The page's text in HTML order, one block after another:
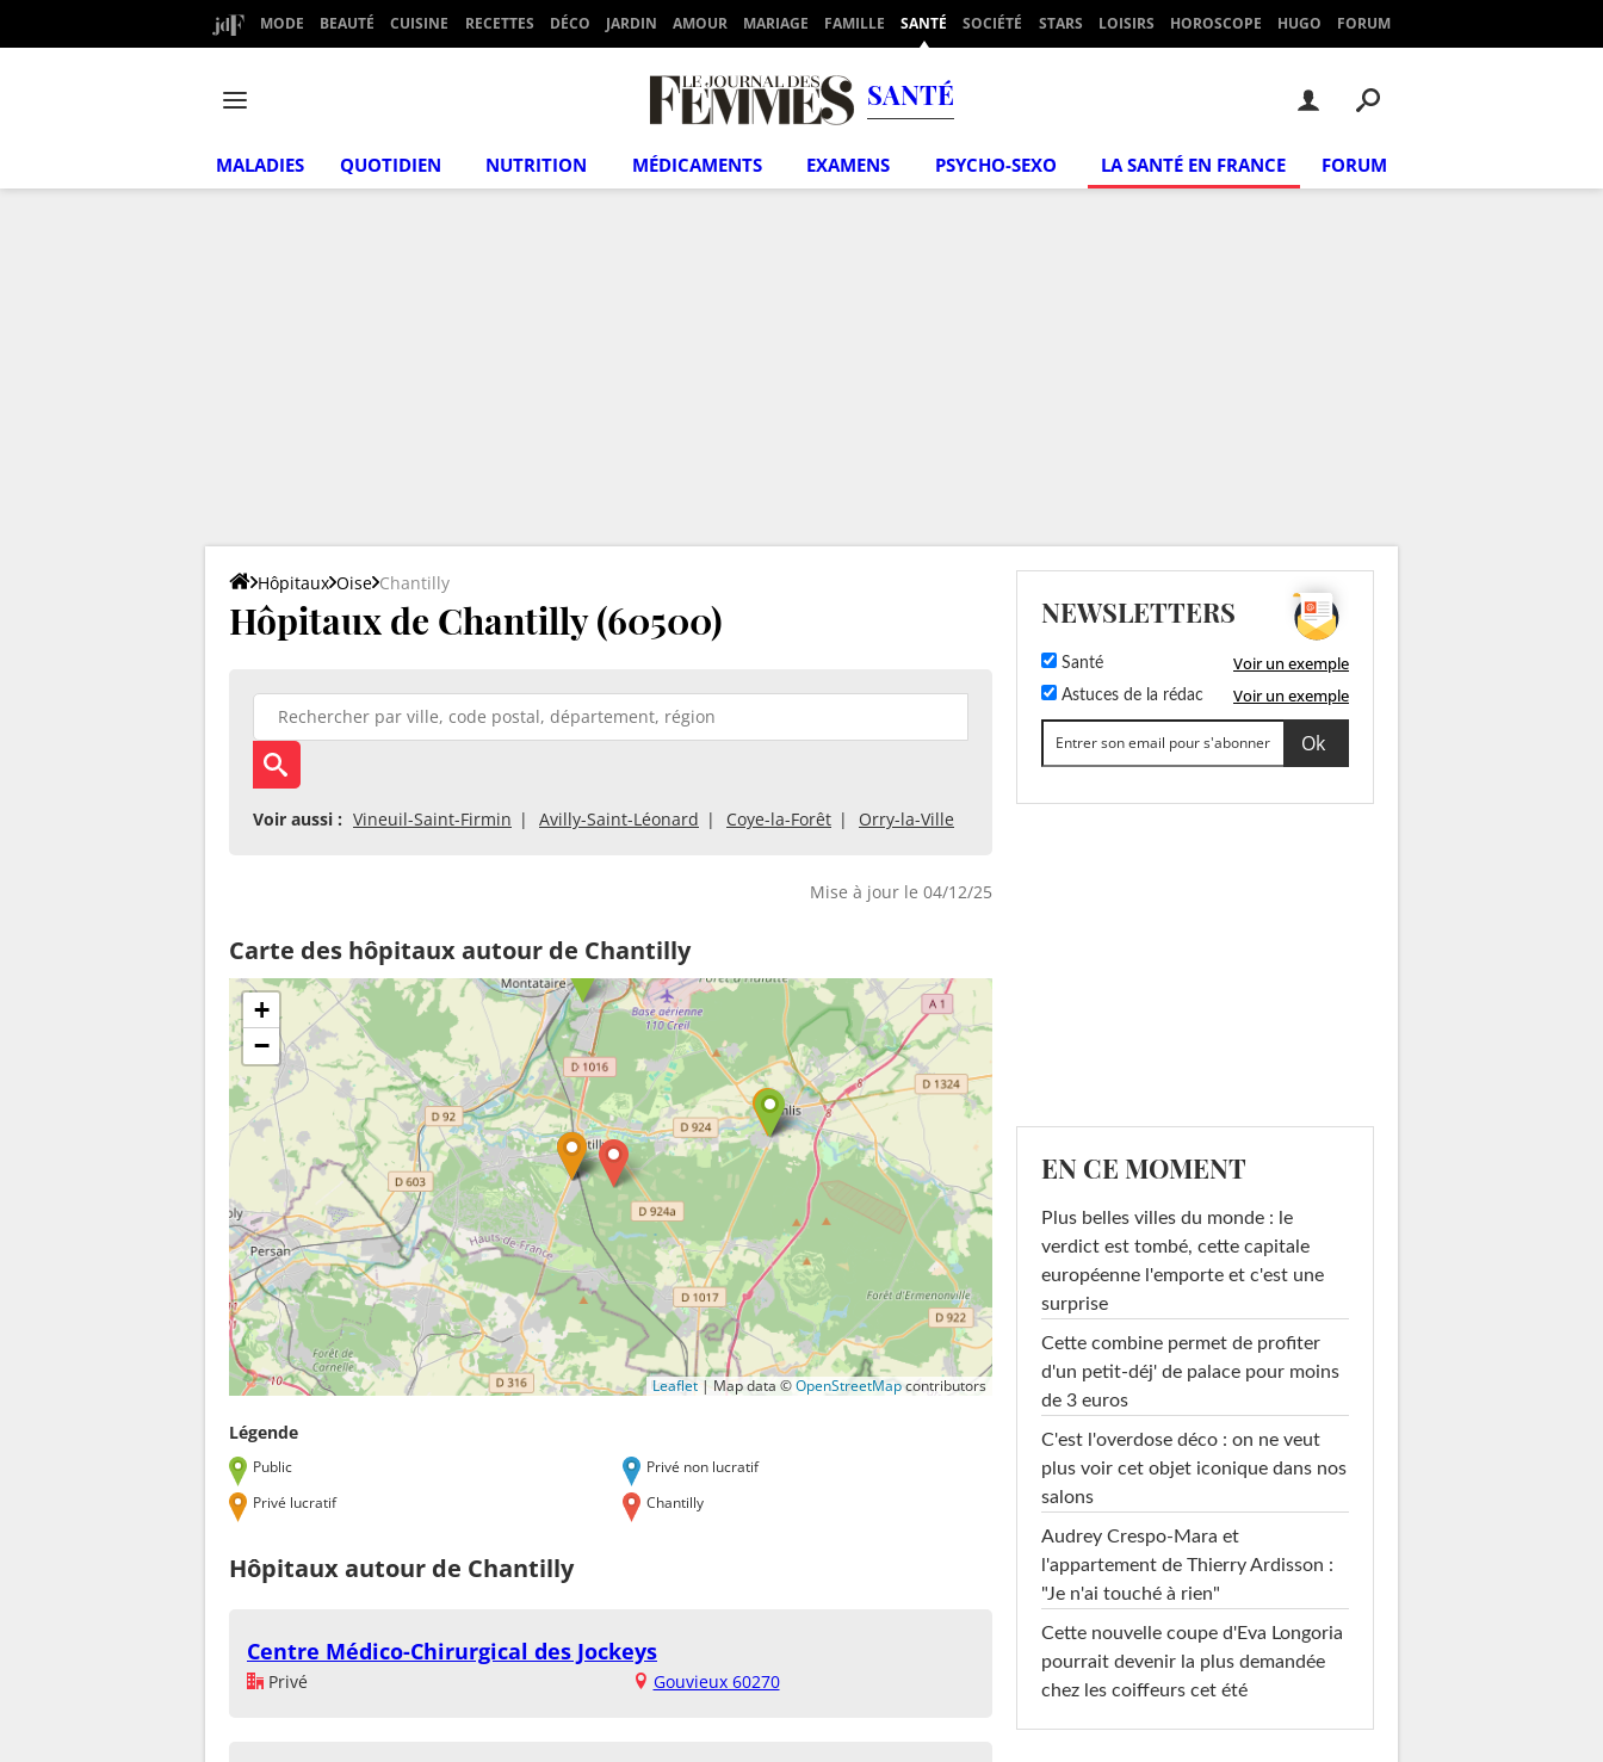
MODE BEAUTÉ CUISINE RECETTES DÉCO JARDIN AMOUR MARIAGE FAMILLE SANTÉ SOCIÉTÉ STARS LOISIRS HOROSCOPE HUGO FORUM
SANTÉ
MALADIES QUOTIDIEN NUTRITION MÉDICAMENTS EXAMENS PSYCHO-SEXO LA SANTÉ EN FRANCE FORUM
Hôpitaux Oise Chantilly
Hôpitaux de Chantilly (60500)
Voir aussi : Vineuil-Saint-Firmin Avilly-Saint-Léonard Coye-la-Forêt Orry-la-Ville
Mise à jour le 04/12/25
Carte des hôpitaux autour de Chantilly
+
−
Leaflet |Map data ©OpenStreetMapcontributors
Légende
Public
Privé non lucratif
Privé lucratif
Chantilly
Hôpitaux autour de Chantilly
Centre Médico-Chirurgical des Jockeys
Privé Gouvieux 60270
NEWSLETTERS
Santé Voir un exemple
Astuces de la rédac Voir un exemple
EN CE MOMENT
Plus belles villes du monde : le
verdict est tombé, cette capitale
européenne l'emporte et c'est une
surprise
Cette combine permet de profiter
d'un petit-déj' de palace pour moins
de 3 euros
C'est l'overdose déco : on ne veut
plus voir cet objet iconique dans nos
salons
Audrey Crespo-Mara et
l'appartement de Thierry Ardisson :
"Je n'ai touché à rien"
Cette nouvelle coupe d'Eva Longoria
pourrait devenir la plus demandée
chez les coiffeurs cet été